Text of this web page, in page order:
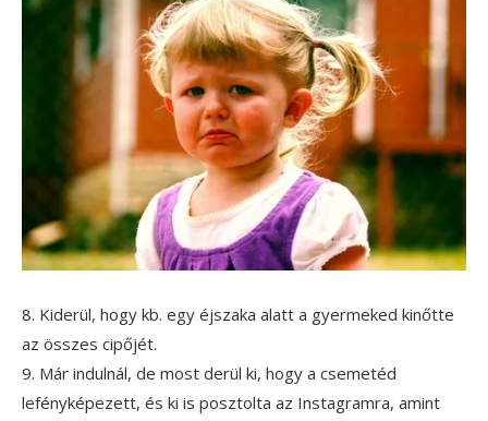
8. Kiderül, hogy kb. egy éjszaka alatt a gyermeked kinőtte
az összes cipőjét.
9. Már indulnál, de most derül ki, hogy a csemetéd
lefényképezett, és ki is posztolta az Instagramra, amint